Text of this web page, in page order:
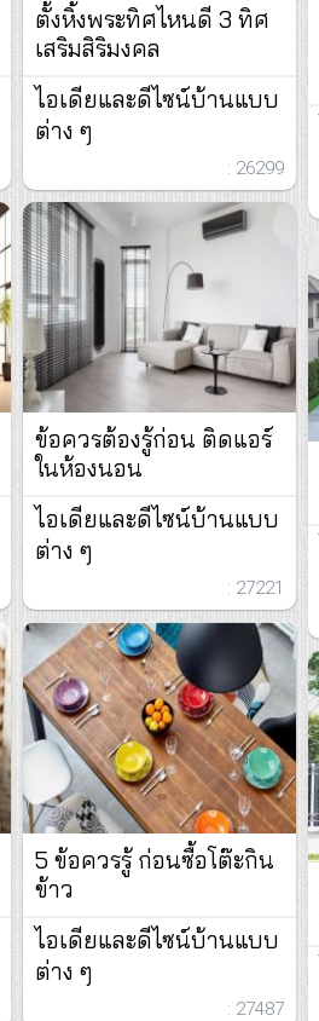
ตั้งหิ้งพระทิศไหนดี 3 ทิศ
เสริมสิริมงคล
ไอเดียและดีไซน์บ้านแบบ
ต่าง ๆ
: 26299
ข้อควรต้องรู้ก่อน ติดแอร์
ในห้องนอน
ไอเดียและดีไซน์บ้านแบบ
ต่าง ๆ
: 27221
5 ข้อควรรู้ ก่อนซื้อโต๊ะกิน
ข้าว
ไอเดียและดีไซน์บ้านแบบ
ต่าง ๆ
: 27487